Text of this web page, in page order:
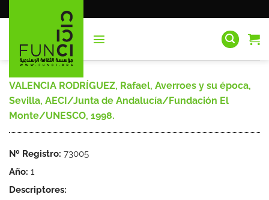
al
VALENCIA RODRÍGUEZ, Rafael, Averroes y su época,
Sevilla, AECI/Junta de Andalucía/Fundación El
Monte/UNESCO, 1998.
Nº Registro: 73005
Año: 1
Descriptores: